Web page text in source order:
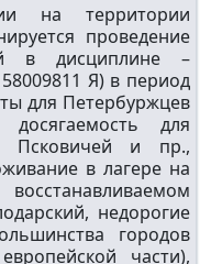
на территории
проведение
в дисциплине –
Я) в период
для Петербуржцев
для
Псковичей и пр.,
в лагере на
недорогие
городов
части),